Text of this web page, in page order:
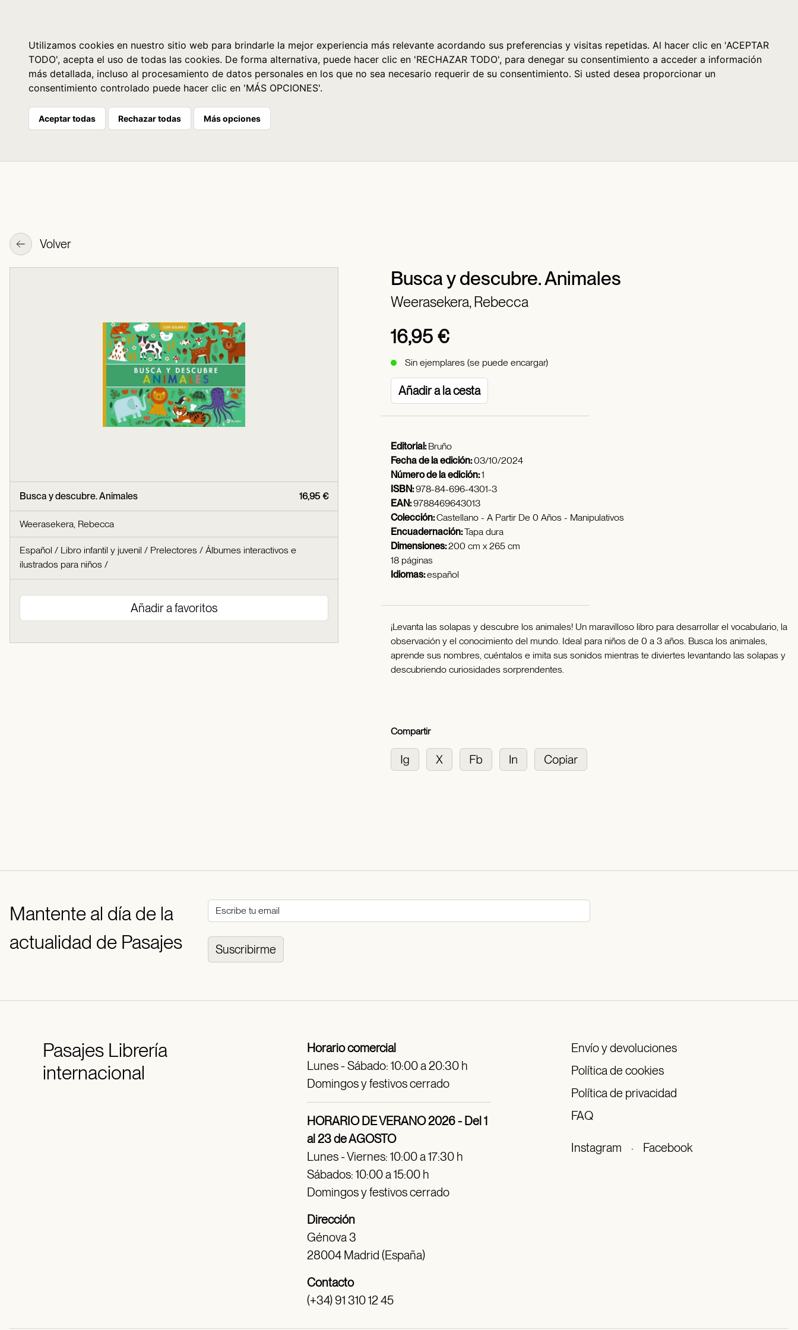
Utilizamos cookies en nuestro sitio web para brindarle la mejor experiencia más relevante acordando sus preferencias y visitas repetidas. Al hacer clic en 'ACEPTAR
TODO', acepta el uso de todas las cookies. De forma alternativa, puede hacer clic en 'RECHAZAR TODO', para denegar su consentimiento a acceder a información
más detallada, incluso al procesamiento de datos personales en los que no sea necesario requerir de su consentimiento. Si usted desea proporcionar un
consentimiento controlado puede hacer clic en 'MÁS OPCIONES'.
Aceptar todas Rechazar todas Más opciones
Volver
Busca y descubre. Animales
Weerasekera, Rebecca
16,95 €
Sin ejemplares (se puede encargar)
Añadir a la cesta
16,95 €
Busca y descubre. Animales
Weerasekera, Rebecca
Español / Libro infantil y juvenil / Prelectores / Álbumes interactivos e
ilustrados para niños /
Añadir a favoritos
Editorial:Bruño
Fecha de la edición:03/10/2024
Número de la edición:1
ISBN:978-84-696-4301-3
EAN:9788469643013
Colección:Castellano - A Partir De 0 Años - Manipulativos
Encuadernación:Tapa dura
Dimensiones:200 cm x 265 cm
18 páginas
Idiomas:español
¡Levanta las solapas y descubre los animales! Un maravilloso libro para desarrollar el vocabulario, la
observación y el conocimiento del mundo. Ideal para niños de 0 a 3 años. Busca los animales,
aprende sus nombres, cuéntalos e imita sus sonidos mientras te diviertes levantando las solapas y
descubriendo curiosidades sorprendentes.
Compartir
Mantente al día de la
actualidad de Pasajes
Suscribirme
PasajesLibrería
internacional
Horario comercial
Lunes - Sábado: 10:00 a 20:30 h
Domingos y festivos cerrado
HORARIO DE VERANO 2026 - Del 1
al 23 de AGOSTO
Lunes - Viernes: 10:00 a 17:30 h
Sábados: 10:00 a 15:00 h
Domingos y festivos cerrado
Dirección
Génova 3
28004 Madrid (España)
Contacto
(+34) 91 310 12 45
Envío y devoluciones
Política de cookies
Política de privacidad
FAQ
Instagram · Facebook